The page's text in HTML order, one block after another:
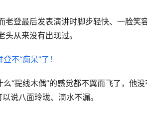
登最后发表演讲时脚步轻快、一脸笑
从来没有出现过。
“提线木偶”的感觉都不翼而飞了，他没
说八面玲珑、滴水不漏。